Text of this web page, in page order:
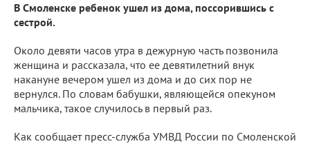
В Смоленске ребенок ушел из дома, поссорившись с
сестрой.
Около девяти часов утра в дежурную часть позвонила
женщина и рассказала, что ее девятилетний внук
накануне вечером ушел из дома и до сих пор не
вернулся. По словам бабушки, являющейся опекуном
мальчика, такое случилось в первый раз.
Как сообщает пресс-служба УМВД России по Смоленской